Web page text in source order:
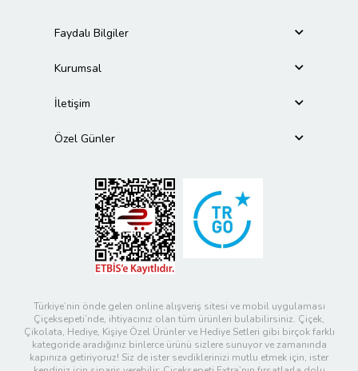
Faydalı Bilgiler
Kurumsal
İletişim
Özel Günler
Türkiye’nin önde gelen online alışveriş sitesi ve mobil uygulaması
Çiçeksepeti’nde, ihtiyacınız olan tüm ürünleri bulabilirsiniz. Çiçek,
Çikolata, Hediye, Kişiye Özel Ürünler ve Hediye Setleri gibi birçok farklı
kategoride aradığınız binlerce ürünü sizlere sunuyor ve zamanında
kapınıza getiriyoruz! Siz de ister sevdiklerinizi mutlu etmek için, ister